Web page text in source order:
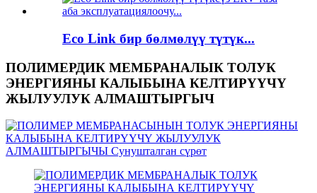
Eco Link бир бөлмөлүү түтүк...
ПОЛИМЕРДИК МЕМБРАНАЛЫК ТОЛУК
ЭНЕРГИЯНЫ КАЛЫБЫНА КЕЛТИРҮҮЧҮ
ЖЫЛУУЛУК АЛМАШТЫРГЫЧ